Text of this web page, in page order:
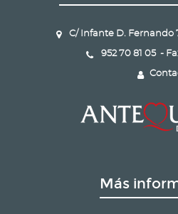
C/ Infante D. Fernando
952 70 81 05 -
Más